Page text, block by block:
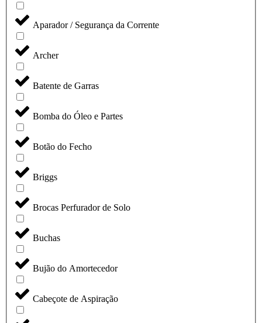
Aparador / Segurança da Corrente
Archer
Batente de Garras
Bomba do Óleo e Partes
Botão do Fecho
Briggs
Brocas Perfurador de Solo
Buchas
Bujão do Amortecedor
Cabeçote de Aspiração